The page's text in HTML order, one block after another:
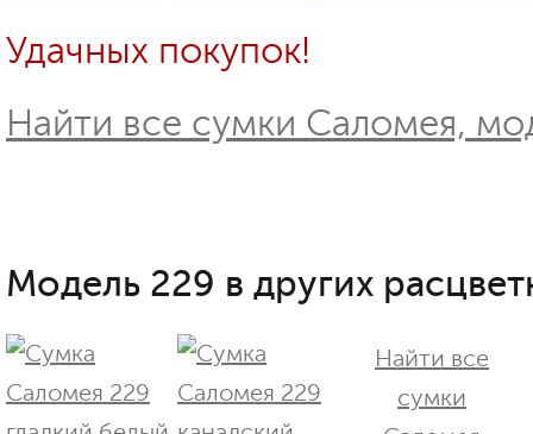
Удачных покупок!
Найти все сумки Саломея,
Модель 229 в других
Найти все
сумки